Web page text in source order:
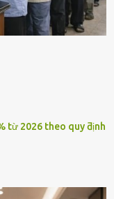
từ 2026 theo quy ƌịnh